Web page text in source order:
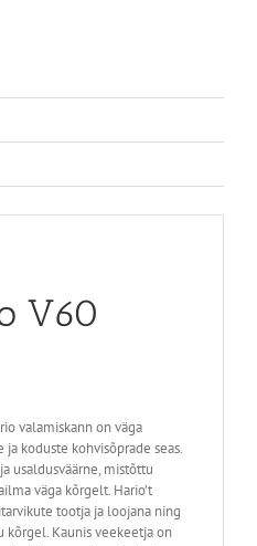
V60
valamiskann on väga
koduste kohvisõprade seas.
usaldusväärne, mistõttu
väga kõrgelt. Hario’t
tootja ja loojana ning
kõrgel. Kaunis veekeetja on